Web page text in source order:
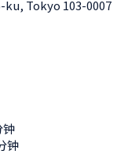
Tokyo 103-0007
钟
钟